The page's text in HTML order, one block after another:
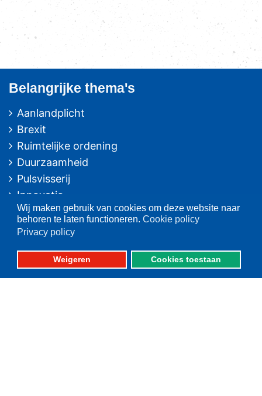
Wij maken gebruik van cookies om deze website naar
behoren te laten functioneren. Cookie policy
Privacy policy
Weigeren Cookies toestaan
Belangrijke thema's
Aanlandplicht
Brexit
Ruimtelijke ordening
Duurzaamheid
Pulsvisserij
Innovatie
Algemeen/Overig beleid
Vissers voor schone zee
Op deze website
Over VisNed